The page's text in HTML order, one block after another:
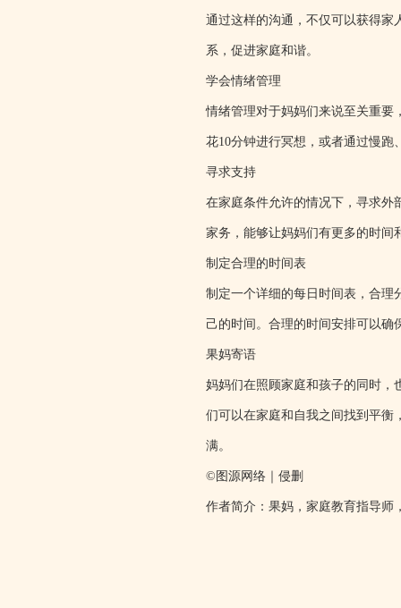
通过这样的沟通，不仅可以获得家
系，促进家庭和谐。
学会情绪管理
情绪管理对于妈妈们来说至关重要
花10分钟进行冥想，或者通过慢跑
寻求支持
在家庭条件允许的情况下，寻求外
家务，能够让妈妈们有更多的时间
制定合理的时间表
制定一个详细的每日时间表，合理
己的时间。合理的时间安排可以确
果妈寄语
妈妈们在照顾家庭和孩子的同时，
们可以在家庭和自我之间找到平衡
满。
©图源网络｜侵删
作者简介：果妈，家庭教育指导师